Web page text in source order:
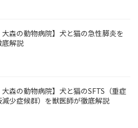
大森の動物病院】犬と猫の急性膵炎を
解説
大森の動物病院】犬と猫のSFTS（重症
少症候群）を獣医師が徹底解説